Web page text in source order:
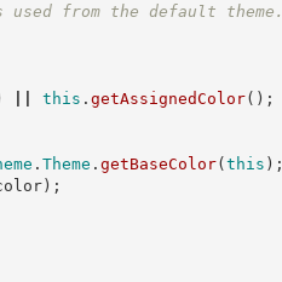
from the default theme.
this . getAssignedColor( ) ;
. Theme . getBaseColor(this ) ;
) ;